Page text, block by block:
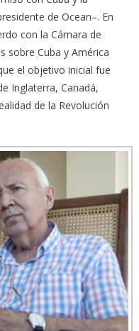
de Ocean–. En
con la Cámara de
sobre Cuba y América
el objetivo inicial fue
Inglaterra, Canadá,
de la Revolución